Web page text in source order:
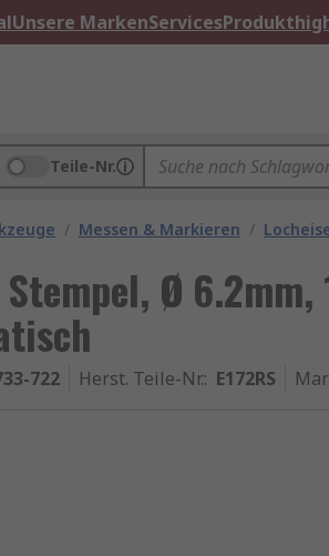
Unsere MarkenServices
Teile-Nr.
/ Messen & Markieren /
Ø
722 Herst. Teile-Nr.: E172RS